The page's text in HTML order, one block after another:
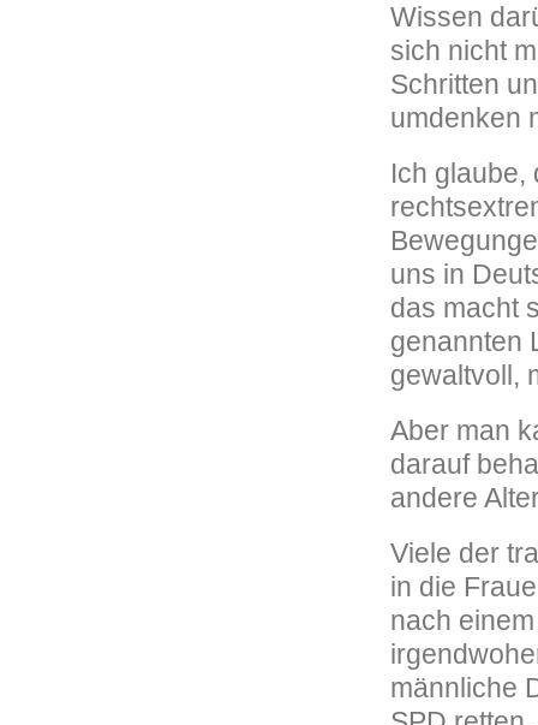
Wissen
sich nicht
Schritten
umdenken
Ich glaube,
uns in
das macht
genannten
gewaltvoll,
Aber man
darauf
andere
Viele der
in die
nach
männliche